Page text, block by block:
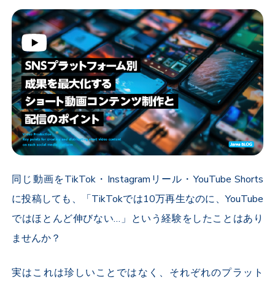
同じ動画をTikTok ・ Instagram リール・YouTube Shorts
に投稿しても、「TikTokでは10万再生なのに、YouTube
ではほとんど伸びない…」という経験をしたことはあり
ませんか？
実はこれは珍しいことではなく、それぞれのプラット